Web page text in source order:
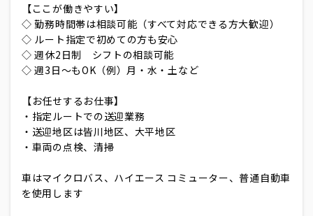
【ここが働きやすい】
◇ 勤務時間帯は相談可能（すべて対応できる方大歓迎）
◇ ルート指定で初めての方も安心
◇ 週休2日制 シフトの相談可能
◇ 週3日～もOK（例）月・水・土など
【お任せするお仕事】
・指定ルートでの送迎業務
・送迎地区は皆川地区、大平地区
・車両の点検、清掃
車はマイクロバス、ハイエース コミューター、普通自動車
を使用します